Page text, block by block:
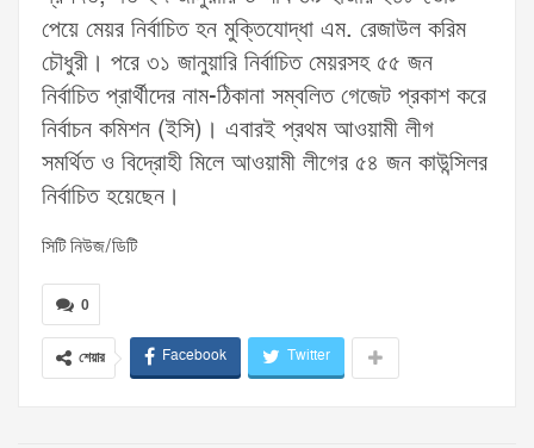
পেয়ে মেয়র নির্বাচিত হন মুক্তিযোদ্ধা এম. রেজাউল করিম
চৌধুরী। পরে ৩১ জানুয়ারি নির্বাচিত মেয়রসহ ৫৫ জন
নির্বাচিত প্রার্থীদের নাম-ঠিকানা সম্বলিত গেজেট প্রকাশ করে
নির্বাচন কমিশন (ইসি)। এবারই প্রথম আওয়ামী লীগ
সমর্থিত ও বিদ্রোহী মিলে আওয়ামী লীগের ৫৪ জন কাউন্সিলর
নির্বাচিত হয়েছেন।
সিটি নিউজ/ডিটি
0
শেয়ার Facebook Twitter